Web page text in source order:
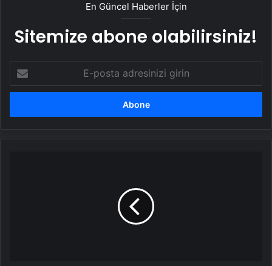
En Güncel Haberler İçin
Sitemize abone olabilirsiniz!
posta
adresinizi